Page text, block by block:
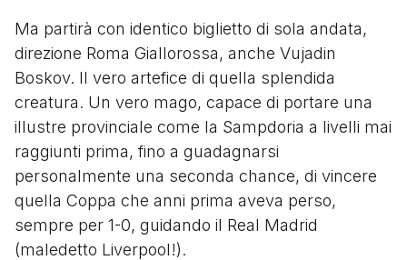
Ma partirà con identico biglietto di sola andata,
direzione Roma Giallorossa, anche Vujadin
Boskov. Il vero artefice di quella splendida
creatura. Un vero mago, capace di portare una
illustre provinciale come la Sampdoria a livelli mai
raggiunti prima, fino a guadagnarsi
personalmente una seconda chance, di vincere
quella Coppa che anni prima aveva perso,
sempre per 1-0, guidando il Real Madrid
(maledetto Liverpool!).